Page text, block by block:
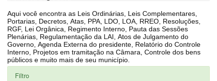
Aqui você encontra as Leis Ordinárias, Leis Complementares,
Portarias, Decretos, Atas, PPA, LDO, LOA, RREO, Resoluções,
RGF, Lei Orgânica, Regimento Interno, Pauta das Sessões
Plenárias, Regulamentação da LAI, Atos de Julgamento do
Governo, Agenda Externa do presidente, Relatório do Controle
Interno, Projetos em tramitação na Câmara, Controle dos bens
públicos e muito mais de seu município.
Filtro